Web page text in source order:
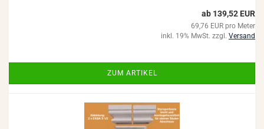
ab 139,52 EUR
69,76 EUR pro Meter
inkl. 19% MwSt. zzgl. Versand
ZUM ARTIKEL